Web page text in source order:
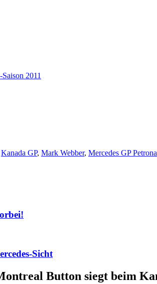
2011
Kanada GP, Mark Webber, Mercedes GP
Sicht
Button siegt beim